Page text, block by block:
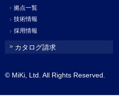
拠点一覧
技術情報
採用情報
カタログ請求
© MiKi, Ltd. All Rights Reserved.